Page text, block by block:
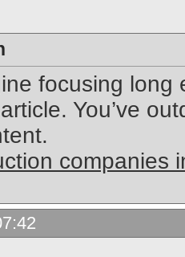
focusing
You’ve
companies